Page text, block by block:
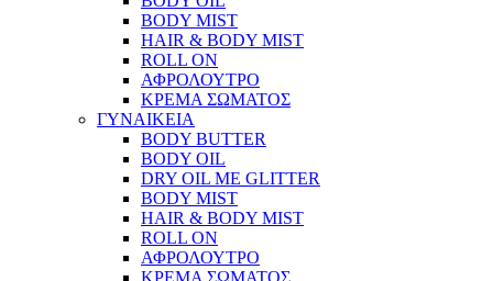
BODY MIST
HAIR & BODY MIST
ROLL ON
ΑΦΡΟΛΟΥΤΡΟ
ΚΡΕΜΑ ΣΩΜΑΤΟΣ
ΓΥΝΑΙΚΕΙΑ
BODY BUTTER
BODY OIL
DRY OIL ΜΕ GLITTER
BODY MIST
HAIR & BODY MIST
ROLL ON
ΑΦΡΟΛΟΥΤΡΟ
ΚΡΕΜΑ ΣΩΜΑΤΟΣ